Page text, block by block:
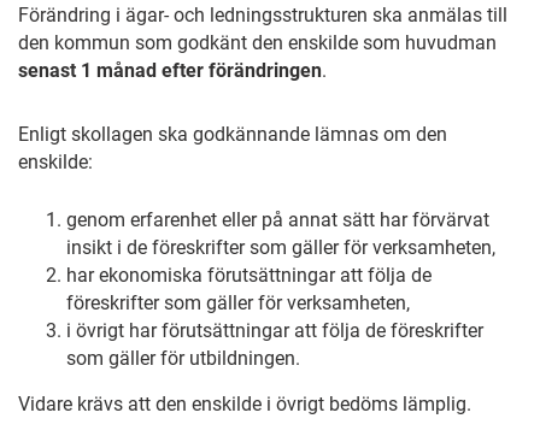
Förändring i ägar- och ledningsstrukturen ska anmälas till
den kommun som godkänt den enskilde som huvudman
senast 1 månad efter förändringen.
Enligt skollagen ska godkännande lämnas om den
enskilde:
genom erfarenhet eller på annat sätt har förvärvat
insikt i de föreskrifter som gäller för verksamheten,
har ekonomiska förutsättningar att följa de
föreskrifter som gäller för verksamheten,
i övrigt har förutsättningar att följa de föreskrifter
som gäller för utbildningen.
Vidare krävs att den enskilde i övrigt bedöms lämplig.